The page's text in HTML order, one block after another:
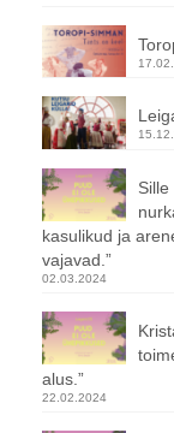
kasulikud ja
vajavad.”
02.03.2024
alus.”
22.02.2024